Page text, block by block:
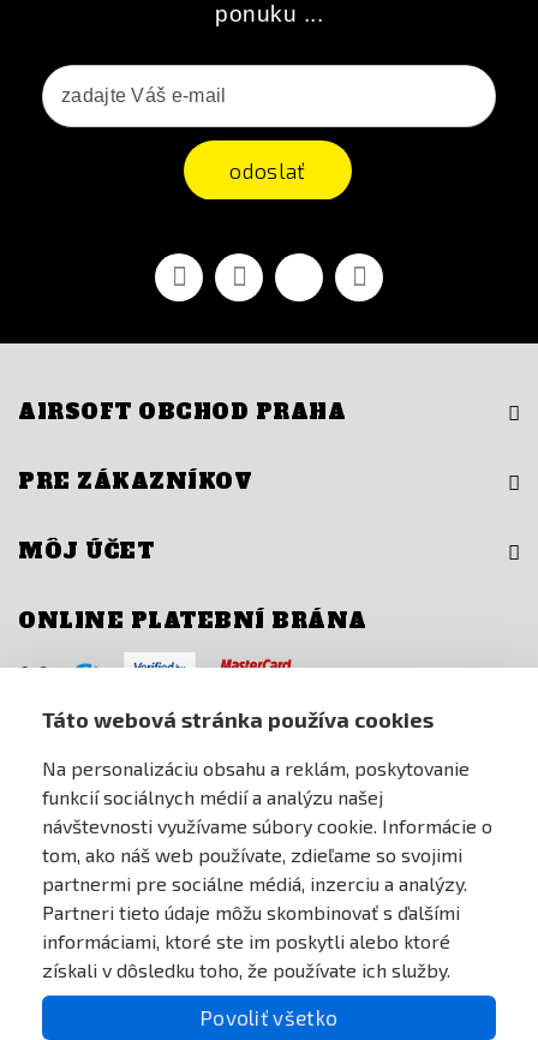
Táto webová stránka používa cookies
Na personalizáciu obsahu a reklám, poskytovanie
funkcií sociálnych médií a analýzu našej
návštevnosti využívame súbory cookie. Informácie o
tom, ako náš web používate, zdieľame so svojimi
partnermi pre sociálne médiá, inzerciu a analýzy.
Partneri tieto údaje môžu skombinovať s ďalšími
informáciami, ktoré ste im poskytli alebo ktoré
získali v dôsledku toho, že používate ich služby.
Povoliť všetko
ponuku ...
odoslať
FacebookYoutubeVimeo Instagram
AIRSOFT OBCHOD PRAHA
PRE ZÁKAZNÍKOV
MÔJ ÚČET
ONLINE PLATEBNÍ BRÁNA